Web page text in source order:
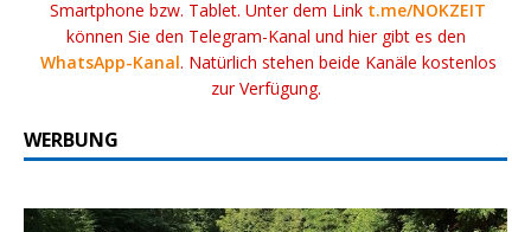
Smartphone bzw. Tablet. Unter dem Link t.me/NOKZEIT
können Sie den Telegram-Kanal und hier gibt es den
WhatsApp-Kanal. Natürlich stehen beide Kanäle kostenlos
zur Verfügung.
WERBUNG